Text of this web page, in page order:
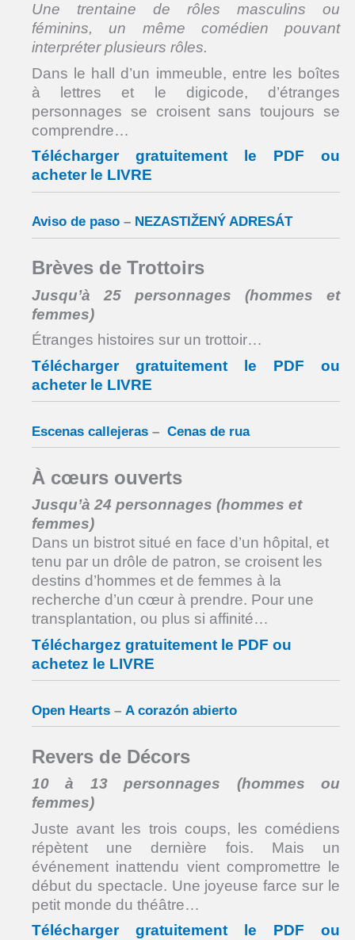
Une trentaine de rôles masculins ou
féminins, un même comédien pouvant
interpréter plusieurs rôles.
Dans le hall d’un immeuble, entre les boîtes
à lettres et le digicode, d’étranges
personnages se croisent sans toujours se
comprendre…
Télécharger gratuitement le PDF ou
acheter le LIVRE
Aviso de paso – NEZASTIŽENÝ ADRESÁT
Brèves de Trottoirs
Jusqu’à 25 personnages (hommes et
femmes)
Étranges histoires sur un trottoir…
Télécharger gratuitement le PDF ou
acheter le LIVRE
Escenas callejeras – Cenas de rua
À cœurs ouverts
Jusqu’à 24 personnages (hommes et
femmes)
Dans un bistrot situé en face d’un hôpital, et
tenu par un drôle de patron, se croisent les
destins d’hommes et de femmes à la
recherche d’un cœur à prendre. Pour une
transplantation, ou plus si affinité…
Téléchargez gratuitement le PDF ou
achetez le LIVRE
Open Hearts – A corazón abierto
Revers de Décors
10 à 13 personnages (hommes ou
femmes)
Juste avant les trois coups, les comédiens
répètent une dernière fois. Mais un
événement inattendu vient compromettre le
début du spectacle. Une joyeuse farce sur le
petit monde du théâtre…
Télécharger gratuitement le PDF ou